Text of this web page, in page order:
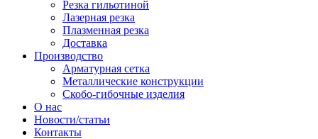
Резка гильотиной
Лазерная резка
Плазменная резка
Доставка
Производство
Арматурная сетка
Металлические конструкции
Скобо-гибочные изделия
О нас
Новости/статьи
Контакты